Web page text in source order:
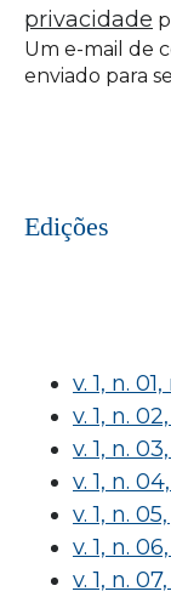
privacidade
Um e-mail de
enviado para
Edições
v. 1, n.
v. 1, n.
v. 1, n.
v. 1, n.
v. 1, n.
v. 1, n.
v. 1, n.